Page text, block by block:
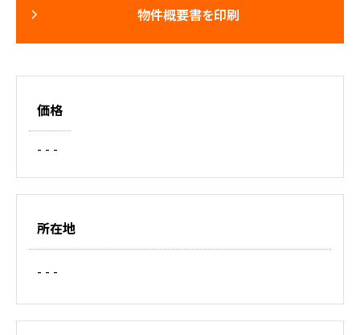
物件概要書を印刷
価格
- - -
所在地
- - -